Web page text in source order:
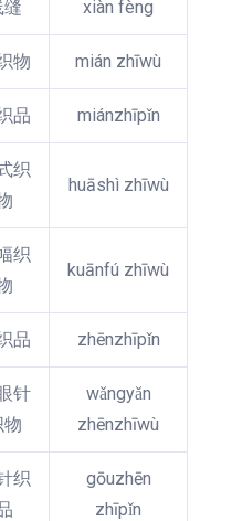
缝 xiàn fèng
物 mián zhīwù
品 miánzhīpǐn
织
huāshì zhīwù
织
kuānfú zhīwù
品 zhēnzhīpǐn
针
物
wǎngyǎn
zhēnzhīwù
织
gōuzhēn
zhīpǐn